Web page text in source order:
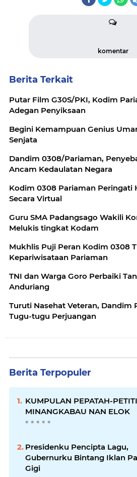
komentar
Berita Terkait
Putar Film G30S/PKI, Kodim
Adegan Penyiksaan
Begini Kemampuan Genius
Senjata
Dandim 0308/Pariaman,
Ancam Kedaulatan Negara
Kodim 0308 Pariaman Peringati
Secara Virtual
Guru SMA Padangsago Wakili
Melukis tingkat Kodam
Mukhlis Puji Peran Kodim 0308
Kepariwisataan Pariaman
TNI dan Warga Goro Perbaiki
Anduriang
Turuti Nasehat Veteran, Dandim
Tugu-tugu Perjuangan
Berita Terpopuler
KUMPULAN PEPATAH-
MINANGKABAU NAN ELOK
Presidenku Pencipta Lagu,
Gubernurku Bintang Iklan
Gigi